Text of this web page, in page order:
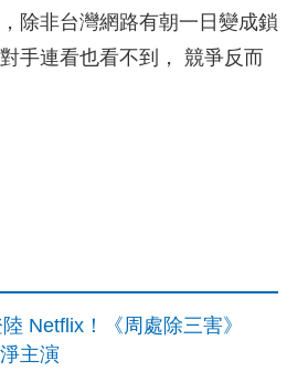
除非台灣網路有朝一日變成鎖
手連看也看不到， 競爭反而
Netflix！《周處除三害》
主演